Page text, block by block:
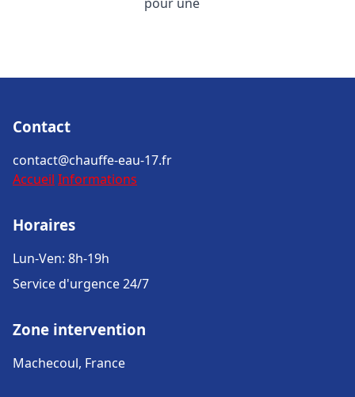
Contact
contact@chauffe-eau-17.fr
Accueil Informations
Horaires
Lun-Ven: 8h-19h
Service d'urgence 24/7
Zone intervention
Machecoul, France